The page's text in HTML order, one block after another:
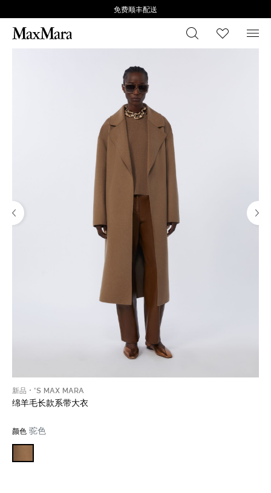
免费顺丰配送
搜索 心愿清
菜
新品 'S MAX MARA
绵羊毛长款系带大衣
颜色 驼色